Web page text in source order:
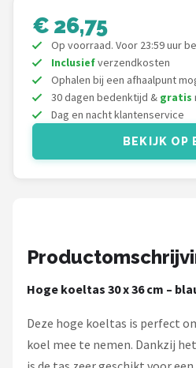
Gimeg
Campingaz
Benson
€ 26,75
Op voorraad. Voor 23:59 uur
Inclusiefverzendkosten
Ophalen bij een afhaalpunt
30 dagen bedenktijd & gratis
Dag en nacht klantenservice
BEKIJK OP
Hoge koeltas 30 x 36 cm –
Deze hoge koeltas is perfect
koel mee te nemen. Dankzij